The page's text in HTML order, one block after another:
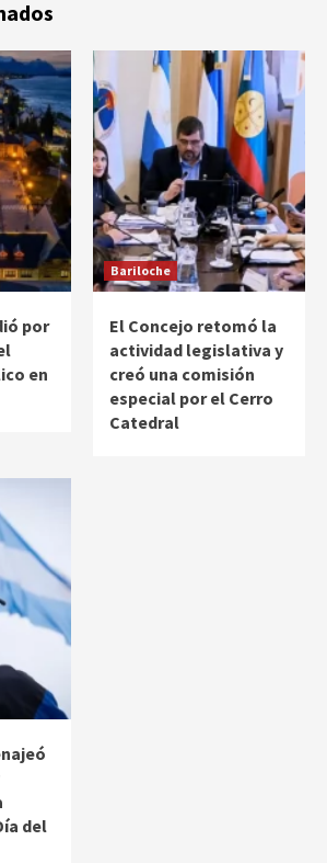
por
en
Bariloche
El Concejo retomó la
actividad legislativa y
creó una comisión
especial por el Cerro
Catedral
del